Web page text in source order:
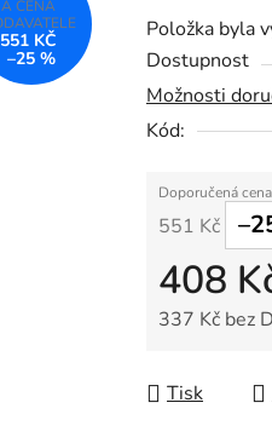
Položka byla
Dostupnost
Možnosti
Kód:
551 Kč
408
337 Kč bez
Tisk
551 KČ
–25 %